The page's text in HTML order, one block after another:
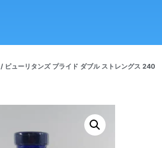
/ ピューリタンズ プライド ダブル ストレングス 240